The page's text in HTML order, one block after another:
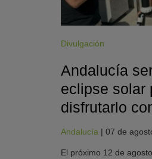
Divulgación
Andalucía
eclipse solar
disfrutarlo
Andalucía | 07 de
El próximo 12 de